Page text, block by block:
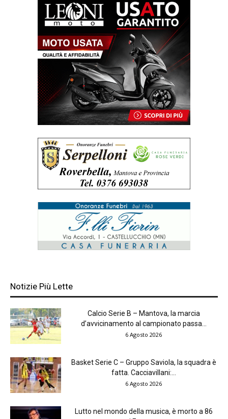
Notizie Più Lette
Calcio Serie B – Mantova, la marcia
d’avvicinamento al campionato passa...
6 Agosto 2026
Basket Serie C – Gruppo Saviola, la squadra è
fatta. Cacciavillani:...
6 Agosto 2026
Lutto nel mondo della musica, è morto a 86